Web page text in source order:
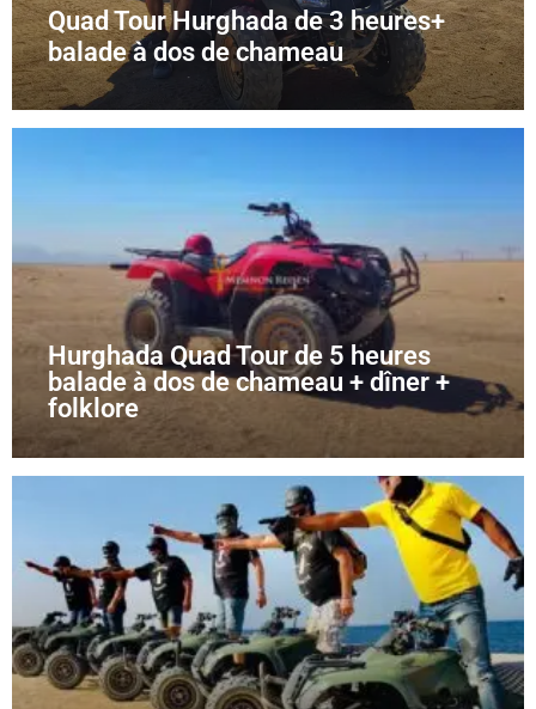
Quad Tour Hurghada de 3 heures+
balade à dos de chameau
Hurghada Quad Tour de 5 heures
balade à dos de chameau + dîner +
folklore